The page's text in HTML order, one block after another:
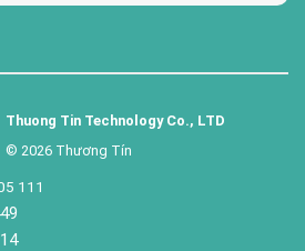
Thuong Tin Technology Co., LTD
© 2026 Thương Tín
111